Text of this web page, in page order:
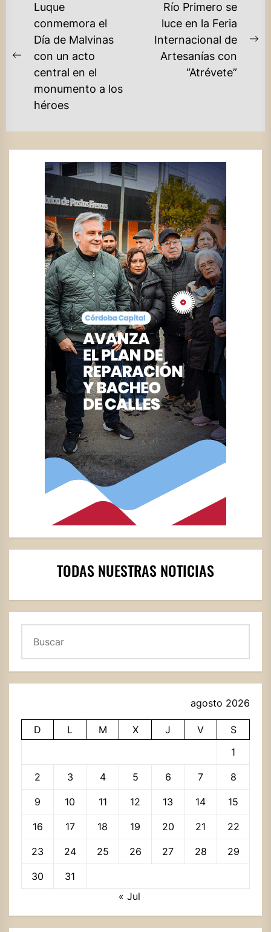
NAVEGACIÓN
ENTRADAS
Previous
post:
Luque
conmemora el
Día de Malvinas
con un acto
central en el
monumento a los
héroes
Río Primero se
luce en la Feria
Internacional de
Artesanías con
“Atrévete”
TODAS NUESTRAS NOTICIAS
agosto 2026
D L M X J V
S
1
2 3 4 5 6 7 8
9 10 11 12 13 14 15
16 17 18 19 20 21 22
23 24 25 26 27 28 29
30
31
« Jul